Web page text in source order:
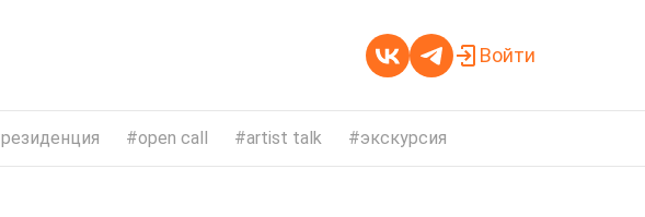
Войти
резиденция open call artist talk экскурсия